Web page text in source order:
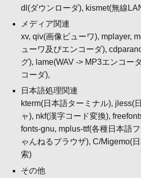
dl(ダウンローダ), kismet(無線
メディア関連
xv, qiv(画像ビューワ), mplayer,
ューワ及びエンコーダ),
グ), lame(WAV -> MP3エンコー
コーダ),
日本語処理関連
kterm(日本語ターミナル), jless(
ャ), nkf(漢字コード変換),
fonts-gnu, mplus-ttf(各種日本語
ゃんねるブラウザ), C/Migemo(
索)
その他